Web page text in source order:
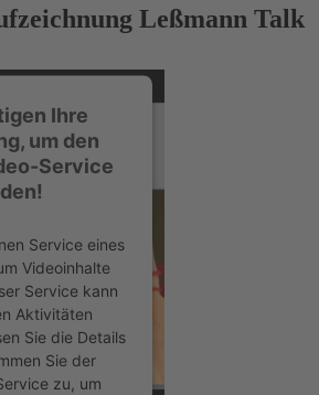
Leßmann Talk
Ihre
um den
Service
Service eines
Videoinhalte
Service kann
Aktivitäten
Sie die Details
Sie der
zu, um